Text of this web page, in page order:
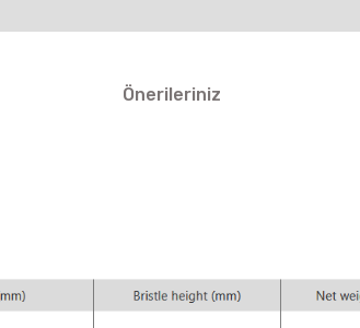
Önerileriniz